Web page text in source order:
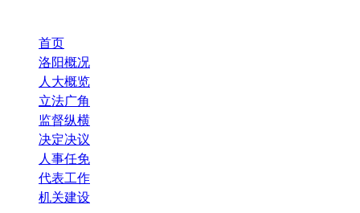
首页
洛阳概况
人大概览
立法广角
监督纵横
决定决议
人事任免
代表工作
机关建设